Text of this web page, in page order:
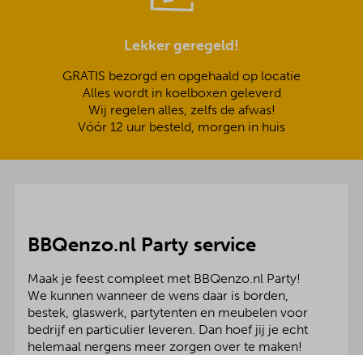
Lekker geregeld!
GRATIS bezorgd en opgehaald op locatie
Alles wordt in koelboxen geleverd
Wij regelen alles, zelfs de afwas!
Vóór 12 uur besteld, morgen in huis
BBQenzo.nl Party service
Maak je feest compleet met BBQenzo.nl Party!
We kunnen wanneer de wens daar is borden,
bestek, glaswerk, partytenten en meubelen voor
bedrijf en particulier leveren. Dan hoef jij je echt
helemaal nergens meer zorgen over te maken!